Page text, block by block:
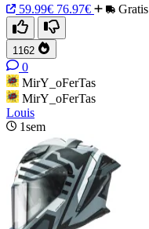
59.99€ 76.97€ Gratis
1162
0
MirY_oFerTas
MirY_oFerTas
Louis
1sem